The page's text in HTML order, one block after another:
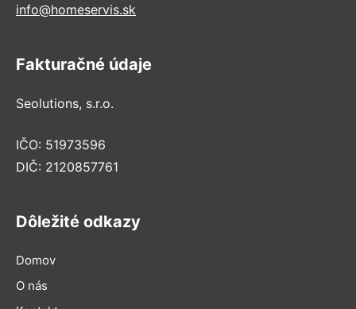
info@homeservis.sk
Fakturačné údaje
Seolutions, s.r.o.
IČO: 51973596
DIČ: 2120857761
Dôležité odkazy
Domov
O nás